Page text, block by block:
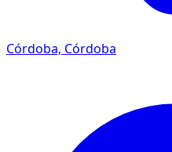
Córdoba, Córdoba